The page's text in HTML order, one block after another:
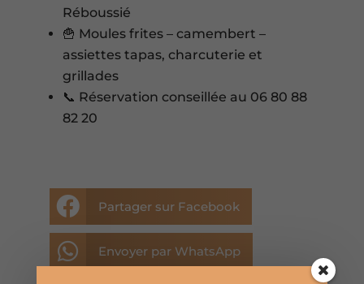
Réboussié
🍟 Moules frites – camembert –
assiettes tapas, charcuterie et
grillades
📞 Réservation conseillée au 06 80 88
82 20
 Partager sur Facebook
 Envoyer par WhatsApp